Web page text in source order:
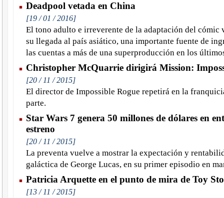
Deadpool vetada en China
[19 / 01 / 2016]
El tono adulto e irreverente de la adaptación del cómic
su llegada al país asiático, una importante fuente de
las cuentas a más de una superproducción en los
Christopher McQuarrie dirigirá Mission:
[20 / 11 / 2015]
El director de Impossible Rogue repetirá en la
parte.
Star Wars 7 genera 50 millones de dólares en
estreno
[20 / 11 / 2015]
La preventa vuelve a mostrar la expectación y
galáctica de George Lucas, en su primer episodio en
Patricia Arquette en el punto de mira de Toy
[13 / 11 / 2015]